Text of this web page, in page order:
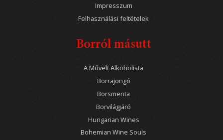
Impresszum
Felhasználási feltételek
Borról másutt
A Művelt Alkoholista
Borrajongó
Borsmenta
Borvilágjáró
Hungarian Wines
Bohemian Wine Souls